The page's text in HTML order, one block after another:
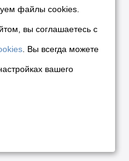
файлы cookies.
вы соглашаетесь с
. Вы всегда можете
вашего